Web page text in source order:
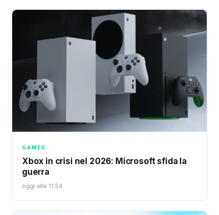
GAMES
Xbox in crisi nel 2026: Microsoft sfida la
guerra
oggi alle 11:54